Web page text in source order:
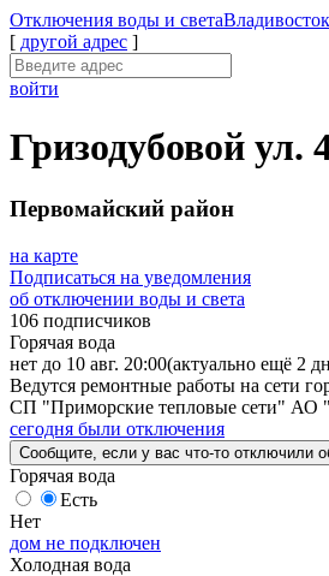
Отключения воды и света
[ другой адрес ]
войти
Гризодубовой ул.
Первомайский район
на карте
Подписаться на уведомления
об отключении воды и света
106 подписчиков
Горячая вода
нет до 10 авг. 20:00(актуально ещё 2
Ведутся ремонтные работы на сети
СП "Приморские тепловые сети" АО
сегодня были отключения
Сообщите , если у вас что-то отключили
Горячая вода
Есть
Нет
дом не подключен
Холодная вода